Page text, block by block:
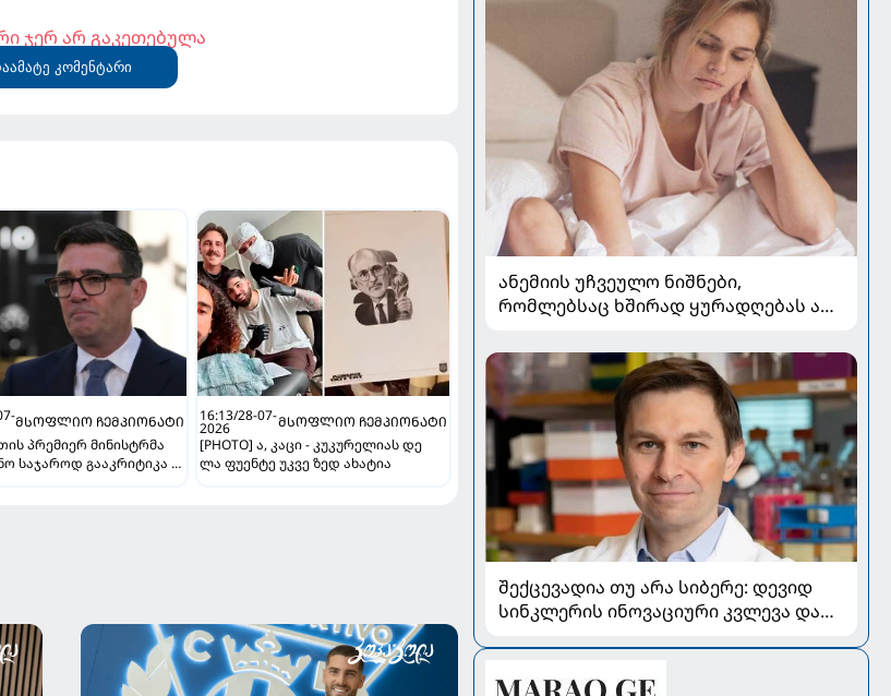
ჯერ არ გაკეთებულა
კომენტარი
ᲛᲡᲝᲤᲚᲘᲝ ᲩᲔᲛᲞᲘᲝᲜᲐᲢᲘ
პრემიერ მინისტრმა
საჯაროდ გააკრიტიკა -
16:13/28-07-
2026
ᲛᲡᲝᲤᲚᲘᲝ ᲩᲔᲛᲞᲘᲝᲜᲐᲢᲘ
[PHOTO] ა, კაცი - კუკურელიას დე
ლა ფუენტე უკვე ზედ ახატია
ანემიის უჩვეულო ნიშნები,
რომლებსაც ხშირად ყურადღებას არ
შექცევადია თუ არა სიბერე: დევიდ
სინკლერის ინოვაციური კვლევა და